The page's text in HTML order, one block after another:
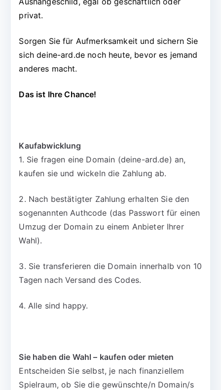
privat.
Sorgen Sie für Aufmerksamkeit und sichern Sie
sich deine-ard.de noch heute, bevor es jemand
anderes macht.
Das ist Ihre Chance!
Kaufabwicklung
1. Sie fragen eine Domain (deine-ard.de) an,
kaufen sie und wickeln die Zahlung ab.
2. Nach bestätigter Zahlung erhalten Sie den
sogenannten Authcode (das Passwort für einen
Umzug der Domain zu einem Anbieter Ihrer
Wahl).
3. Sie transferieren die Domain innerhalb von 10
Tagen nach Versand des Codes.
4. Alle sind happy.
Sie haben die Wahl – kaufen oder mieten
Entscheiden Sie selbst, je nach finanziellem
Spielraum, ob Sie die gewünschte/n Domain/s